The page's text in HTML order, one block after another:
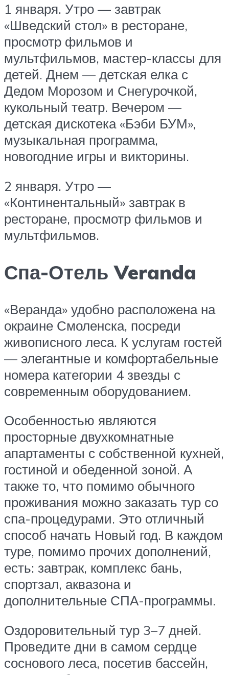
1 января. Утро — завтрак
«Шведский стол» в ресторане,
просмотр фильмов и
мультфильмов, мастер-классы для
детей. Днем — детская елка с
Дедом Морозом и Снегурочкой,
кукольный театр. Вечером —
детская дискотека «Бэби БУМ»,
музыкальная программа,
новогодние игры и викторины.
2 января. Утро —
«Континентальный» завтрак в
ресторане, просмотр фильмов и
мультфильмов.
Спа-Отель Veranda
«Веранда» удобно расположена на
окраине Смоленска, посреди
живописного леса. К услугам гостей
— элегантные и комфортабельные
номера категории 4 звезды с
современным оборудованием.
Особенностью являются
просторные двухкомнатные
апартаменты с собственной кухней,
гостиной и обеденной зоной. А
также то, что помимо обычного
проживания можно заказать тур со
спа-процедурами. Это отличный
способ начать Новый год. В каждом
туре, помимо прочих дополнений,
есть: завтрак, комплекс бань,
спортзал, аквазона и
дополнительные СПА-программы.
Оздоровительный тур 3–7 дней.
Проведите дни в самом сердце
соснового леса, посетив бассейн,